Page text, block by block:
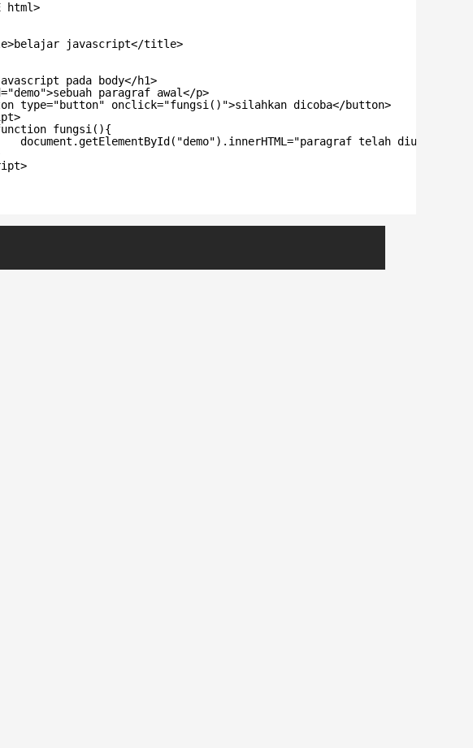
html>
javascript</title>
pada body</h1>
paragraf awal</p>
type="button" onclick="fungsi()">silahkan dicoba</button>
fungsi(){
document.getElementById("demo").innerHTML="paragraf telah diubah";